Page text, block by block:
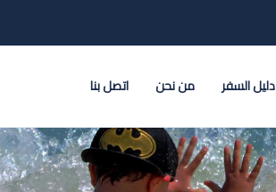
دليل السفر من نحن اتصل بنا